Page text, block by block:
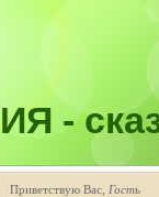
-
Приветствую Вас Гость